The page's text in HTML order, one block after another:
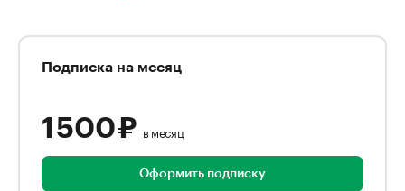
Подписка на месяц
1 500 ₽ в месяц
Оформить подписку